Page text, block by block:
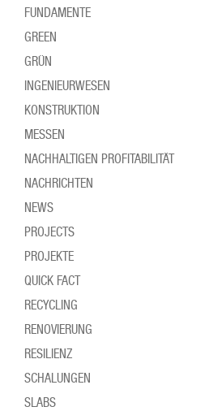
FUNDAMENTE
GREEN
GRÜN
INGENIEURWESEN
KONSTRUKTION
MESSEN
NACHHALTIGEN PROFITABILITÄT
NACHRICHTEN
NEWS
PROJECTS
PROJEKTE
QUICK FACT
RECYCLING
RENOVIERUNG
RESILIENZ
SCHALUNGEN
SLABS